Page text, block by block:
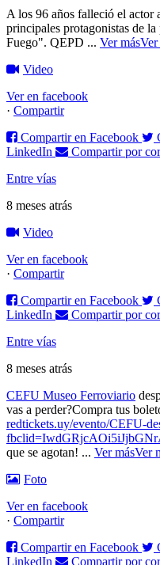
A los 96 años falleció el
principales protagonistas de
Fuego". QEPD ... Ver másVer
Video
Ver en facebook
· Compartir
Compartir en Facebook
LinkedIn
Compartir por
Entre vías
8 meses atrás
Video
Ver en facebook
· Compartir
Compartir en Facebook
LinkedIn
Compartir por
Entre vías
8 meses atrás
CEFU Museo Ferroviario
vas a perder?Compra tus
redtickets.uy/evento/CEFU-
que se agotan! ... Ver másVer
Foto
Ver en facebook
· Compartir
Compartir en Facebook
LinkedIn
Compartir por